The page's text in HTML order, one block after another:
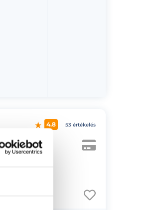
4.8 53 értékelés